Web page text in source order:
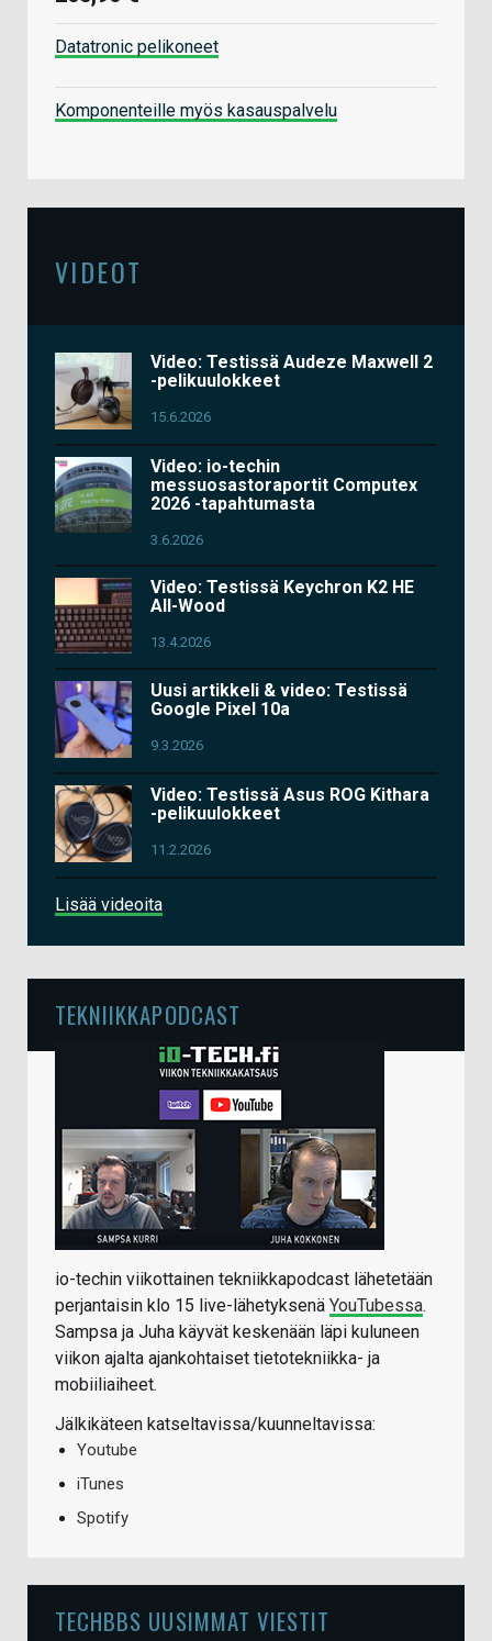
Datatronic pelikoneet
Komponenteille myös kasauspalvelu
VIDEOT
Video: Testissä Audeze Maxwell 2
-pelikuulokkeet
15.6.2026
Video: io-techin
messuosastoraportit Computex
2026 -tapahtumasta
3.6.2026
Video: Testissä Keychron K2 HE
All-Wood
13.4.2026
Uusi artikkeli & video: Testissä
Google Pixel 10a
9.3.2026
Video: Testissä Asus ROG Kithara
-pelikuulokkeet
11.2.2026
Lisää videoita
TEKNIIKKAPODCAST
io-techin viikottainen tekniikkapodcast lähetetään
perjantaisin klo 15 live-lähetyksenä YouTubessa.
Sampsa ja Juha käyvät keskenään läpi kuluneen
viikon ajalta ajankohtaiset tietotekniikka- ja
mobiiliaiheet.
Jälkikäteen katseltavissa/kuunneltavissa:
Youtube
iTunes
Spotify
TECHBBS UUSIMMAT VIESTIT